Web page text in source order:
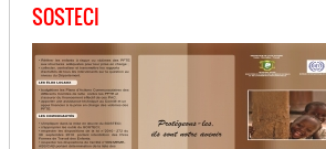
SOSTECI